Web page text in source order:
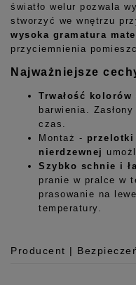
światło welur pozwala
stworzyć we wnętrzu
wysoka gramatura
przyciemnienia
Najważniejsze
Trwałość kolorów
barwienia.
czas.
Montaż - przelotki
nierdzewnej
Szybko schnie i
pranie w pralce w
prasowanie na
temperatury.
Producent |